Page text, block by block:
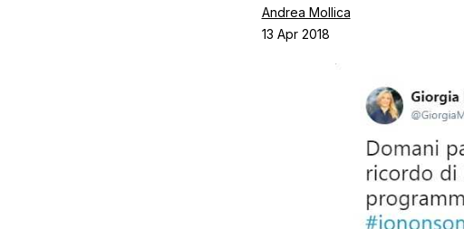
Andrea Mollica
13 Apr 2018